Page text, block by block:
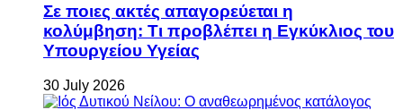
Σε ποιες ακτές απαγορεύεται η
κολύμβηση: Τι προβλέπει η Εγκύκλιος του
Υπουργείου Υγείας
30 July 2026